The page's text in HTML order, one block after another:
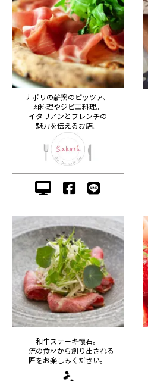
ナポリの薪窯のピッツァ、
肉料理やジビエ料理。
イタリアンとフレンチの
魅力を伝えるお店。
和牛ステーキ懐石。
一流の食材から創り出される
匠をお楽しみください。